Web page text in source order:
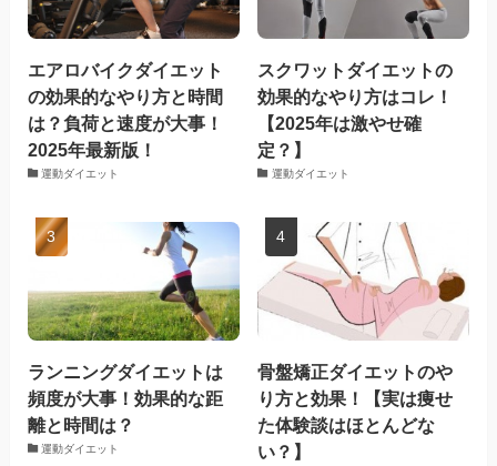
エアロバイクダイエット
の効果的なやり方と時間
は？負荷と速度が大事！
2025年最新版！
運動ダイエット
スクワットダイエットの
効果的なやり方はコレ！
【2025年は激やせ確
定？】
運動ダイエット
ランニングダイエットは
頻度が大事！効果的な距
離と時間は？
運動ダイエット
骨盤矯正ダイエットのや
り方と効果！【実は痩せ
た体験談はほとんどな
い？】